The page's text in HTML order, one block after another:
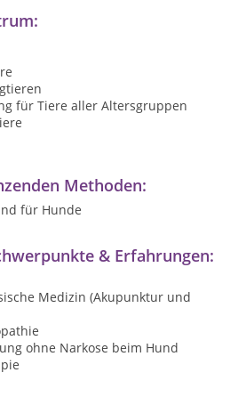
für Tiere aller Altersgruppen
Methoden:
für Hunde
& Erfahrungen:
Medizin (Akupunktur und
ohne Narkose beim Hund